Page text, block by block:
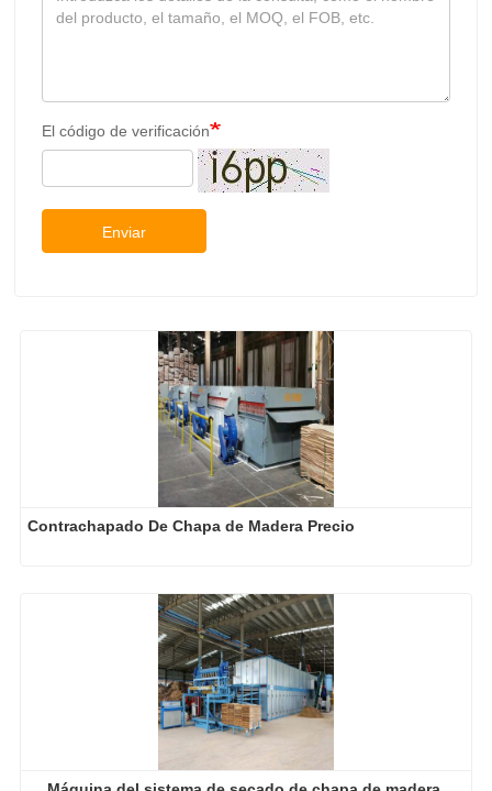
Enviar
Contrachapado De Chapa de Madera Precio
Máquina del sistema de secado de chapa de madera
contrachapada